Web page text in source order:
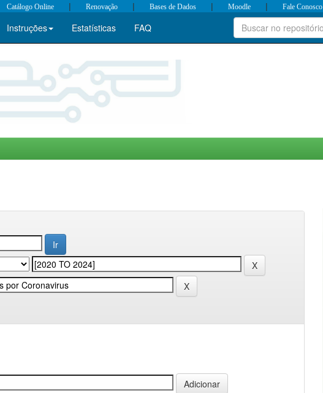
Catálogo Online | Renovação | Bases de Dados | Moodle | Fale Conosco
Instruções Estatísticas FAQ